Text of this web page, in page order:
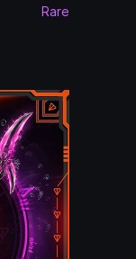
Rare